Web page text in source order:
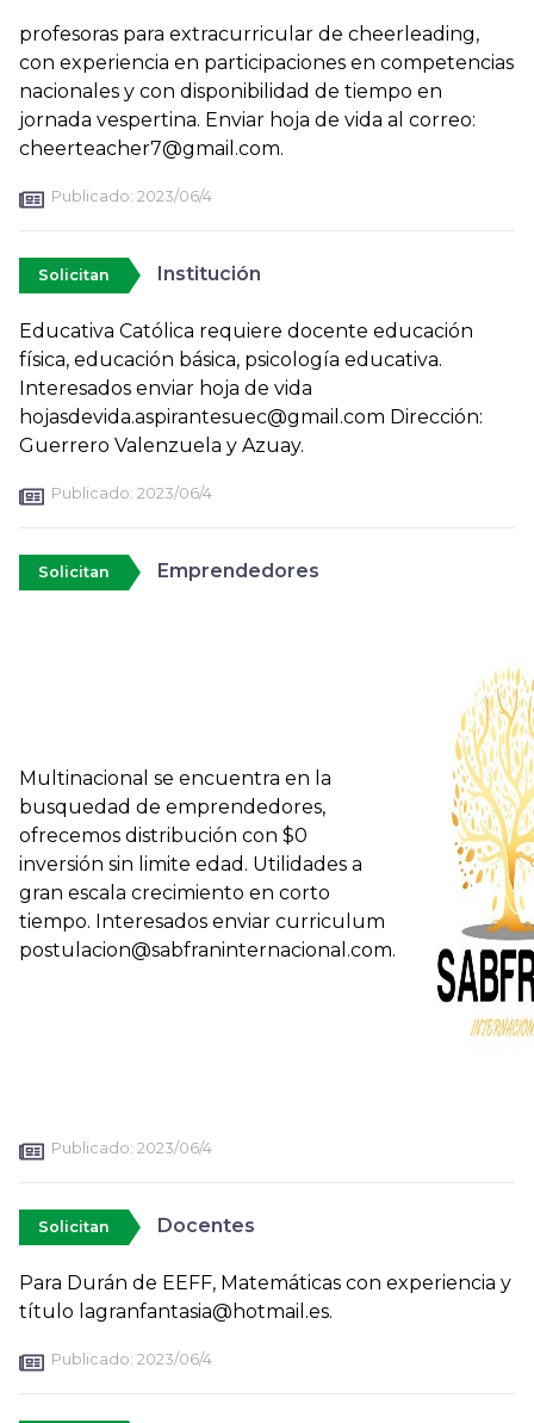
profesoras para extracurricular de cheerleading,
con experiencia en participaciones en competencias
nacionales y con disponibilidad de tiempo en
jornada vespertina. Enviar hoja de vida al correo:
cheerteacher7@gmail.com.
Publicado: 2023/06/4
Solicitan Institución
Educativa Católica requiere docente educación
física, educación básica, psicología educativa.
Interesados enviar hoja de vida
hojasdevida.aspirantesuec@gmail.com Dirección:
Guerrero Valenzuela y Azuay.
Publicado: 2023/06/4
Solicitan Emprendedores
Multinacional se encuentra en la
busquedad de emprendedores,
ofrecemos distribución con $0
inversión sin limite edad. Utilidades a
gran escala crecimiento en corto
tiempo. Interesados enviar curriculum
postulacion@sabfraninternacional.com.
Publicado: 2023/06/4
Solicitan Docentes
Para Durán de EEFF, Matemáticas con experiencia y
título lagranfantasia@hotmail.es.
Publicado: 2023/06/4